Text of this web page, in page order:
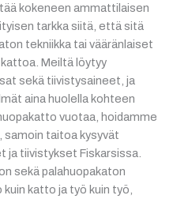
kokeneen ammattilaisen
tarkka siitä, että sitä
tekniikka tai vääränlaiset
Meiltä löytyy
sekä tiivistysaineet, ja
aina huolella kohteen
vuotaa, hoidamme
samoin taitoa kysyvät
ja tiivistykset Fiskarsissa.
sekä palahuopakaton
katto ja työ kuin työ,